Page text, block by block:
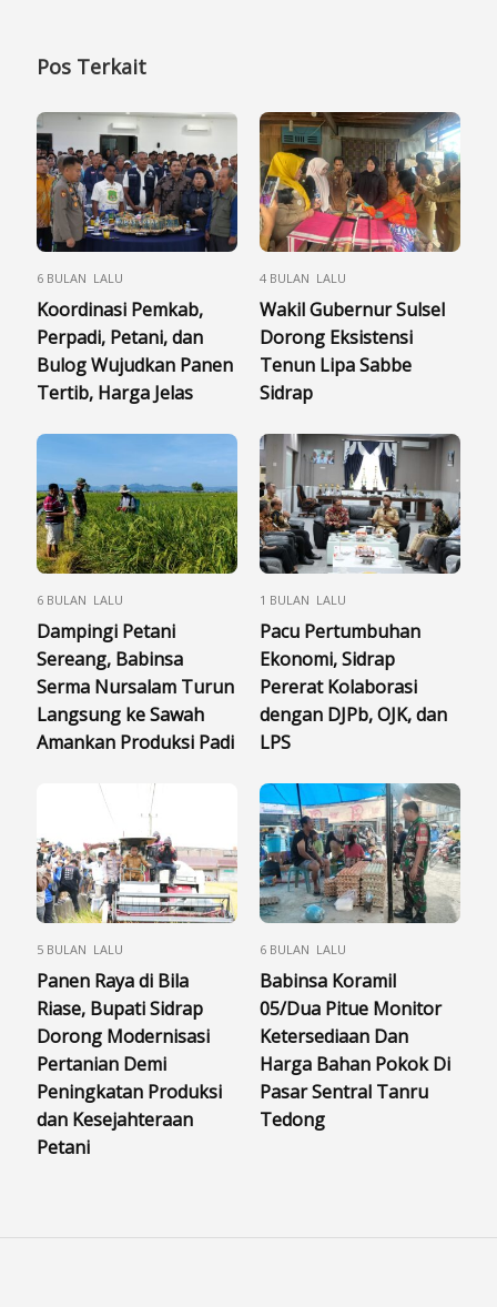
Pos Terkait
6 BULAN LALU
Koordinasi Pemkab,
Perpadi, Petani, dan
Bulog Wujudkan Panen
Tertib, Harga Jelas
4 BULAN LALU
Wakil Gubernur Sulsel
Dorong Eksistensi
Tenun Lipa Sabbe
Sidrap
6 BULAN LALU
Dampingi Petani
Sereang, Babinsa
Serma Nursalam Turun
Langsung ke Sawah
Amankan Produksi Padi
1 BULAN LALU
Pacu Pertumbuhan
Ekonomi, Sidrap
Pererat Kolaborasi
dengan DJPb, OJK, dan
LPS
5 BULAN LALU
Panen Raya di Bila
Riase, Bupati Sidrap
Dorong Modernisasi
Pertanian Demi
Peningkatan Produksi
dan Kesejahteraan
Petani
6 BULAN LALU
Babinsa Koramil
05/Dua Pitue Monitor
Ketersediaan Dan
Harga Bahan Pokok Di
Pasar Sentral Tanru
Tedong